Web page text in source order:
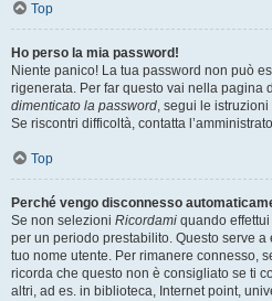
Top
Ho perso la mia password!
Niente panico! La tua password non può
rigenerata. Per far questo vai nella pagina
dimenticato la password, segui le
Se riscontri difficoltà, contatta
Top
Perché vengo disconnesso
Se non selezioni Ricordami quando
per un periodo prestabilito. Questo serve
tuo nome utente. Per rimanere connesso,
ricorda che questo non è consigliato se ti
altri, ad es. in biblioteca, Internet point,